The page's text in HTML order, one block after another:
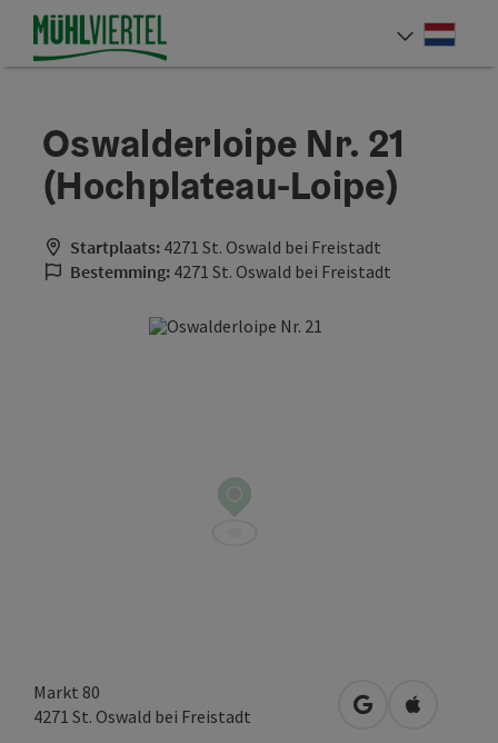
InhoudAccesskey
[0]
NavigatieAccesskey
[1]
PaginabeginAccesskey
[2]
Oswalderloipe Nr. 21
(Hochplateau-Loipe)
Startplaats: 4271 St. Oswald bei Freistadt
Bestemming: 4271 St. Oswald bei Freistadt
Markt 80
4271 St. Oswald bei Freistadt Openen inOpenen